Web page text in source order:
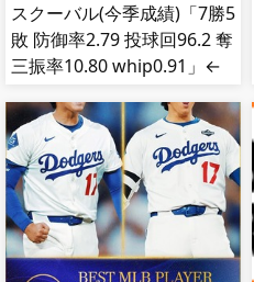
スクーバル(今季成績)「7勝5
敗 防御率2.79 投球回96.2 奪
三振率10.80 whip0.91」←